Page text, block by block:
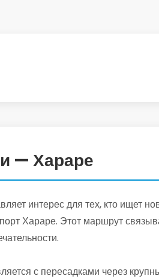
— Хараре
интерес для тех, кто ищет
Хараре. Этот маршрут
с пересадками через